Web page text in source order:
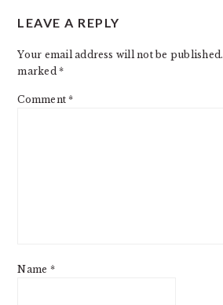
INTERACTIONS
LEAVE A REPLY
Your email address will not be published.
marked*
Comment*
Name *